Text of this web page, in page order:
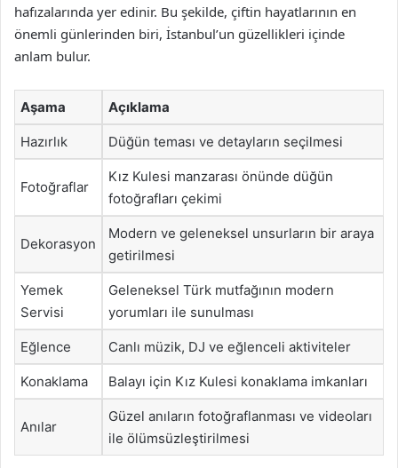
hafızalarında yer edinir. Bu şekilde, çiftin hayatlarının en
önemli günlerinden biri, İstanbul’un güzellikleri içinde
anlam bulur.
Aşama Açıklama
Hazırlık Düğün teması ve detayların seçilmesi
Fotoğraflar
Kız Kulesi manzarası önünde düğün
fotoğrafları çekimi
Dekorasyon
Modern ve geleneksel unsurların bir araya
getirilmesi
Yemek
Servisi
Geleneksel Türk mutfağının modern
yorumları ile sunulması
Eğlence Canlı müzik, DJ ve eğlenceli aktiviteler
Konaklama Balayı için Kız Kulesi konaklama imkanları
Anılar
Güzel anıların fotoğraflanması ve videoları
ile ölümsüzleştirilmesi